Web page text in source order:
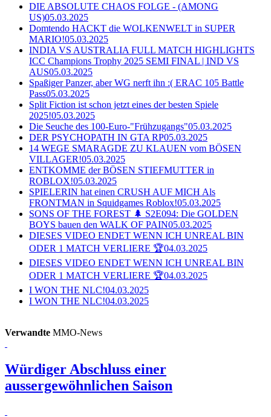
DIE ABSOLUTE CHAOS FOLGE - (AMONG
US)05.03.2025
Domtendo HACKT die WOLKENWELT in SUPER
MARIO!05.03.2025
INDIA VS AUSTRALIA FULL MATCH HIGHLIGHTS
ICC Champions Trophy 2025 SEMI FINAL | IND VS
AUS05.03.2025
Spaßiger Panzer, aber WG nerft ihn :( ERAC 105 Battle
Pass05.03.2025
Split Fiction ist schon jetzt eines der besten Spiele
2025!05.03.2025
Die Seuche des 100-Euro-"Frühzugangs"05.03.2025
DER PSYCHOPATH IN GTA RP05.03.2025
14 WEGE SMARAGDE ZU KLAUEN vom BÖSEN
VILLAGER!05.03.2025
ENTKOMME der BÖSEN STIEFMUTTER in
ROBLOX!05.03.2025
SPIELERIN hat einen CRUSH AUF MICH Als
FRONTMAN in Squidgames Roblox!05.03.2025
SONS OF THE FOREST 🌲 S2E094: Die GOLDEN
BOYS bauen den WALK OF PAIN05.03.2025
DIESES VIDEO ENDET WENN ICH UNREAL BIN
ODER 1 MATCH VERLIERE 🏆04.03.2025
DIESES VIDEO ENDET WENN ICH UNREAL BIN
ODER 1 MATCH VERLIERE 🏆04.03.2025
I WON THE NLC!04.03.2025
I WON THE NLC!04.03.2025
Verwandte MMO-News
Würdiger Abschluss einer
aussergewöhnlichen Saison